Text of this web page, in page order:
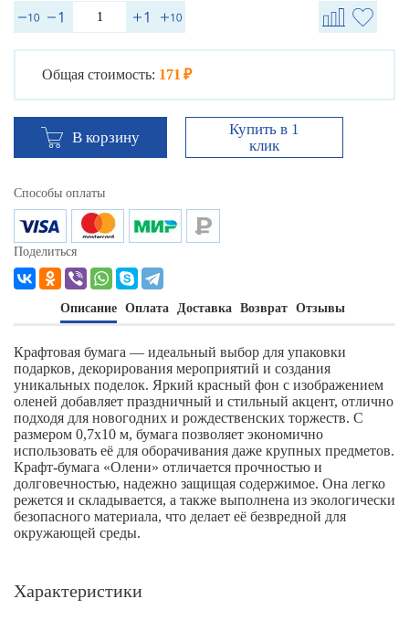
Общая стоимость: 171 ₽
В корзину
Купить в 1
клик
Способы оплаты
Поделиться
Описание Оплата Доставка Возврат Отзывы
Крафтовая бумага — идеальный выбор для упаковки
подарков, декорирования мероприятий и создания
уникальных поделок. Яркий красный фон с изображением
оленей добавляет праздничный и стильный акцент, отлично
подходя для новогодних и рождественских торжеств. С
размером 0,7х10 м, бумага позволяет экономично
использовать её для оборачивания даже крупных предметов.
Крафт-бумага «Олени» отличается прочностью и
долговечностью, надежно защищая содержимое. Она легко
режется и складывается, а также выполнена из экологически
безопасного материала, что делает её безвредной для
окружающей среды.
Характеристики